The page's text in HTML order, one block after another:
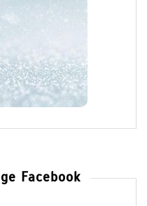
Facebook